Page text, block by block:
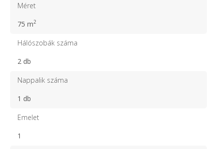
Méret
75 m2
Hálószobák száma
2 db
Nappalik száma
1 db
Emelet
1